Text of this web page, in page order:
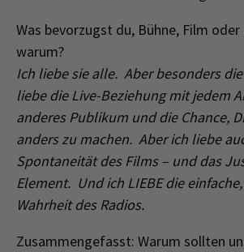
Was bevorzugst du, Bühne, Film oder
warum?
Ich liebe sie alle. Aber besonders
liebe die Live-Beziehung mit jedem
anderes Publikum und die Chance,
anders zu machen. Aber ich liebe
Spontaneität des Films – und das
Element. Und ich LIEBE die
Wahrheit des Radios.
Zusammengefasst: Warum sollten